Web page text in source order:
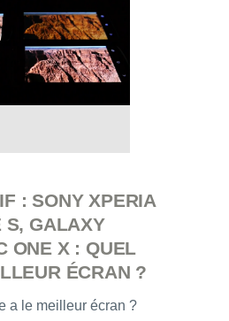
: SONY XPERIA
S, GALAXY
ONE X : QUEL
ÉCRAN ?
a le meilleur écran ?